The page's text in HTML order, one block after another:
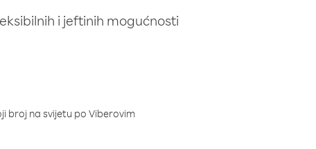
i jeftinih mogućnosti
broj na svijetu po Viberovim